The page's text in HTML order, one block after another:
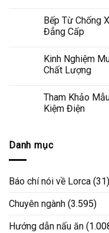
Bếp Từ Chống
Đẳng Cấp
Kinh Nghiệm
Chất Lượng
Tham Khảo
Kiệm Điện
Danh mục
Báo chí nói về Lorca (31)
Chuyên ngành (3.595)
Hướng dẫn nấu ăn